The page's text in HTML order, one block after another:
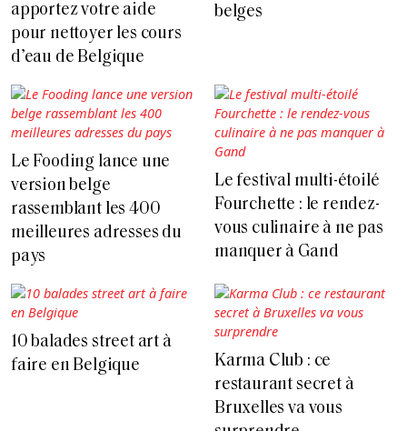
apportez votre aide
pour nettoyer les cours
d’eau de Belgique
belges
Le Fooding lance une
version belge
rassemblant les 400
meilleures adresses du
pays
Le festival multi-étoilé
Fourchette : le rendez-
vous culinaire à ne pas
manquer à Gand
10 balades street art à
faire en Belgique
Karma Club : ce
restaurant secret à
Bruxelles va vous